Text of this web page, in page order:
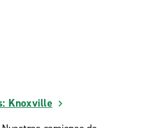
Knoxville